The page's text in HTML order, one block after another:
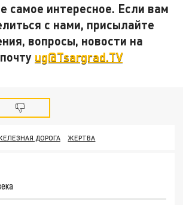
самое интересное. Если вам
с нами, присылайте
вопросы, новости на
ug@Tsargrad.TV
ДОРОГА ЖЕРТВА